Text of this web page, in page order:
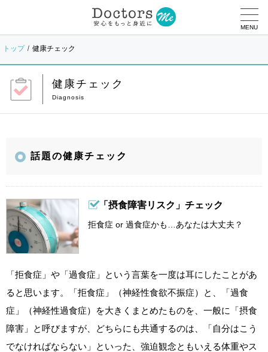
MENU
トップ 健康チェック
健康チェック
話題の健康チェック
「摂食障害リスク」チェック
拒食症 or 過食症かも…あなたは大丈夫？
「拒食症」や「過食症」という言葉を一度は耳にしたことがあ
ると思います。「拒食症」（神経性食欲不振症）と、「過食
症」（神経性過食症）を大きくまとめたものを、一般に「摂食
障害」と呼びますが、どちらにも共通するのは、「自分はこう
でなければならない」といった、強迫観念ともいえる体重やス